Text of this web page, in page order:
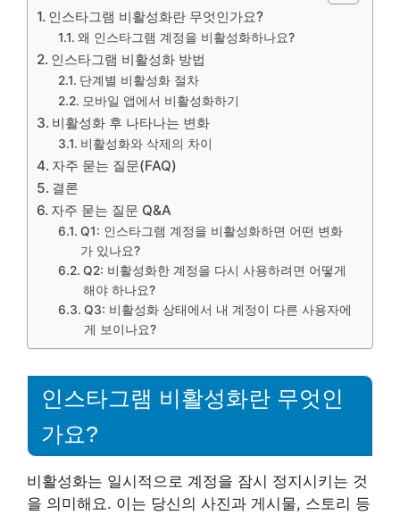
인스타그램 비활성화란 무엇인가요?
왜 인스타그램 계정을 비활성화하나요?
인스타그램 비활성화 방법
단계별 비활성화 절차
모바일 앱에서 비활성화하기
비활성화 후 나타나는 변화
비활성화와 삭제의 차이
자주 묻는 질문(FAQ)
결론
자주 묻는 질문 Q&A
Q1: 인스타그램 계정을 비활성화하면 어떤 변화
가 있나요?
Q2: 비활성화한 계정을 다시 사용하려면 어떻게
해야 하나요?
Q3: 비활성화 상태에서 내 계정이 다른 사용자에
게 보이나요?
인스타그램 비활성화란 무엇인
가요?
비활성화는 일시적으로 계정을 잠시 정지시키는 것
을 의미해요. 이는 당신의 사진과 게시물, 스토리 등